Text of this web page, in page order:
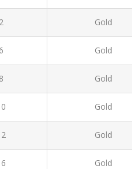
2 Gold
6 Gold
8 Gold
Gold
Gold
Gold